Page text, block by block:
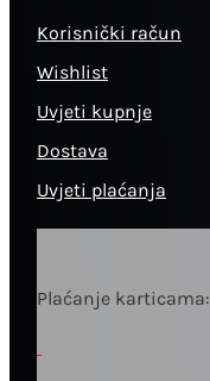
Korisnički račun
Wishlist
Uvjeti kupnje
Dostava
Uvjeti plaćanja
Plaćanje karticama: